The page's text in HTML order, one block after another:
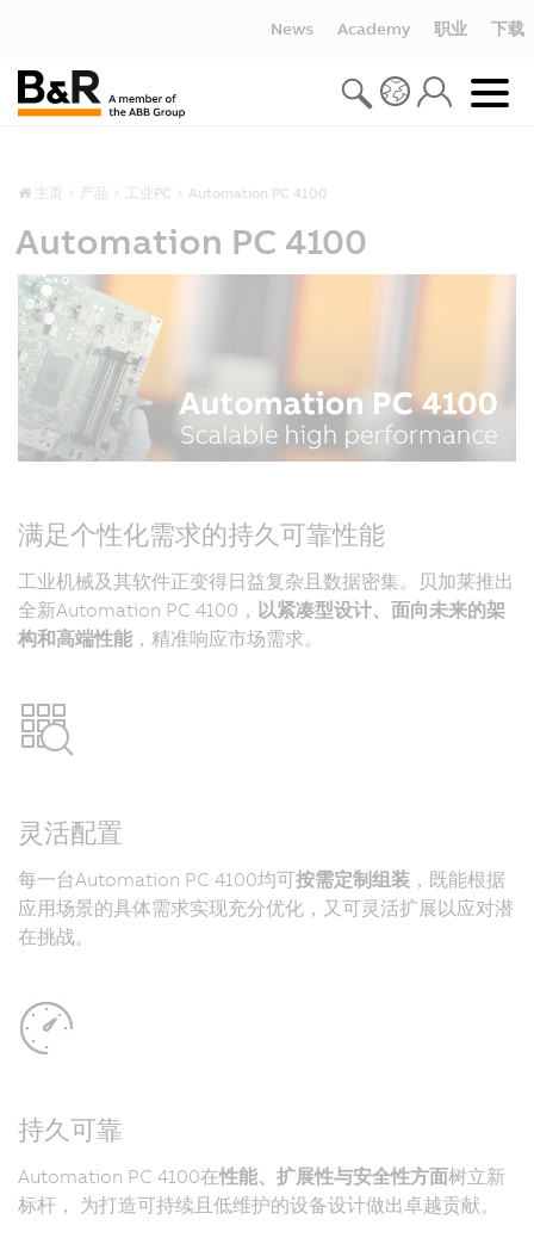
News Academy 职业 下载
主页 产品 工业PC Automation PC 4100
Automation PC 4100
满足个性化需求的持久可靠性能
工业机械及其软件正变得日益复杂且数据密集。贝加莱推出
全新Automation PC 4100， 以紧凑型设计、面向未来的架
构和高端性能 ，精准响应市场需求。
灵活配置
每一台Automation PC 4100均可按需定制组装 ，既能根据
应用场景的具体需求实现充分优化，又可灵活扩展以应对潜
在挑战。
持久可靠
Automation PC 4100在性能、扩展性与安全性方面树立新
标杆， 为打造可持续且低维护的设备设计做出卓越贡献。